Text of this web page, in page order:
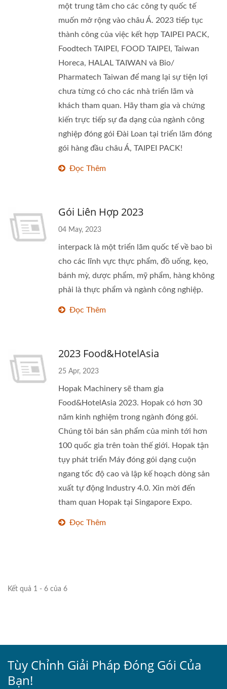
một trung tâm cho các công ty quốc tế
muốn mở rộng vào châu Á. 2023 tiếp tục
thành công của việc kết hợp TAIPEI PACK,
Foodtech TAIPEI, FOOD TAIPEI, Taiwan
Horeca, HALAL TAIWAN và Bio/
Pharmatech Taiwan để mang lại sự tiện lợi
chưa từng có cho các nhà triển lãm và
khách tham quan. Hãy tham gia và chứng
kiến trực tiếp sự đa dạng của ngành công
nghiệp đóng gói Đài Loan tại triển lãm đóng
gói hàng đầu châu Á, TAIPEI PACK!
Đọc Thêm
Gói Liên Hợp 2023
04 May, 2023
interpack là một triển lãm quốc tế về bao bì
cho các lĩnh vực thực phẩm, đồ uống, kẹo,
bánh mỳ, dược phẩm, mỹ phẩm, hàng không
phải là thực phẩm và ngành công nghiệp.
Đọc Thêm
2023 Food&HotelAsia
25 Apr, 2023
Hopak Machinery sẽ tham gia
Food&HotelAsia 2023. Hopak có hơn 30
năm kinh nghiệm trong ngành đóng gói.
Chúng tôi bán sản phẩm của mình tới hơn
100 quốc gia trên toàn thế giới. Hopak tận
tụy phát triển Máy đóng gói dạng cuộn
ngang tốc độ cao và lập kế hoạch dòng sản
xuất tự động Industry 4.0. Xin mời đến
tham quan Hopak tại Singapore Expo.
Đọc Thêm
Kết quả 1 - 6 của 6
Tùy Chỉnh Giải Pháp Đóng Gói Của
Bạn!